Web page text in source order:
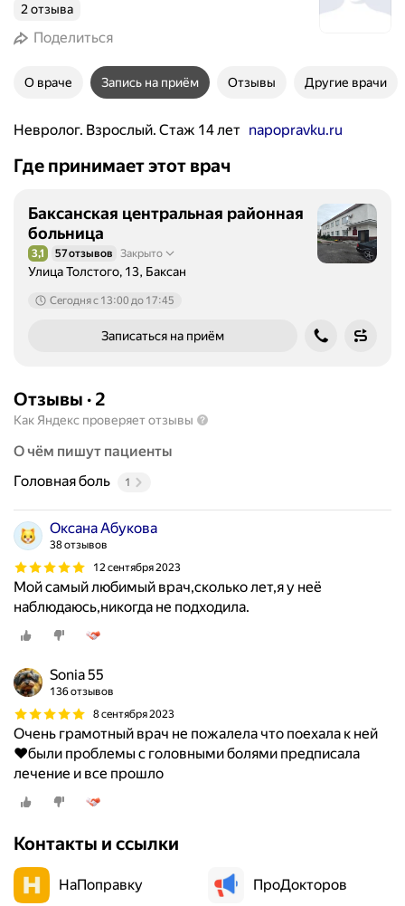
2 отзыва
Поделиться
О враче Запись на приём Отзывы Другие врачи
Невролог. Взрослый. Стаж 14 лет napopravku.ru
Где принимает этот врач
Баксанская центральная районная
больница
Рейтинг 3,1 из 5
3,1 57 отзывов Закрыто
Улица Толстого, 13, Баксан
Сегодня c 13:00 до 17:45
Записаться на приём
Отзывы · 2
Как Яндекс проверяет отзывы
О чём пишут пациенты
Головная боль
1
Оксана Абукова
38 отзывов
12 сентября 2023
Мой самый любимый врач,сколько лет,я у неё
наблюдаюсь,никогда не подходила.
Sonia 55
136 отзывов
8 сентября 2023
Очень грамотный врач не пожалела что поехала к ней
❤️были проблемы с головными болями предписала
лечение и все прошло
Контакты и ссылки
НаПоправку ПроДокторов